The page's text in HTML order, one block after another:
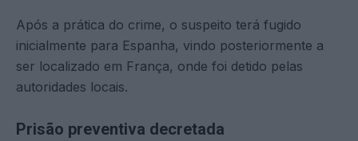
Após a prática do crime, o suspeito terá fugido
inicialmente para Espanha, vindo posteriormente a
ser localizado em França, onde foi detido pelas
autoridades locais.
Prisão preventiva decretada